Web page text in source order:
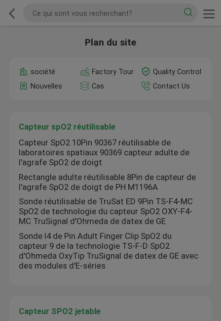
Plan du site
société Factory Tour
Quality Control
Nouvelles
Cas Contact Us
Capteur spO2 réutilisable
Capteur SpO2 10Pin 90367 réutilisable de
laboratoires spatiaux 90369 capteur adulte de
l'agrafe SpO2 de doigt
Rectangle adulte réutilisable 8Pin de capteur de
l'agrafe SpO2 de doigt de PH M1196A
Sonde réutilisable de TruSat ED 9Pin TS-F4-MC
SpO2 de technologie du capteur SpO2 OXY-F4-
MC TruSignal d'Ohmeda de datex de GE
Sonde I4 de Pin Adult Finger Clip SpO2 du
capteur 9 de la technologie TS-F-D SpO2
d'Ohmeda OxyTip TruSignal de datex de GE avec
des modules d'E-séries
Capteur SPO2 jetable